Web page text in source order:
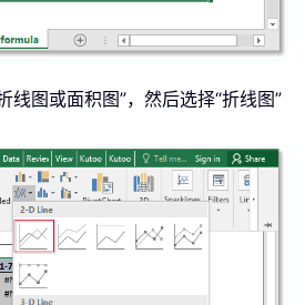
线图或面积图”，然后选择“折线图”